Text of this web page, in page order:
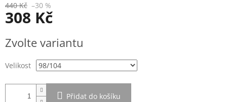
440 Kč –30 %
308 Kč
cena:
Zvolte variantu
Velikost
Přidat do košíku